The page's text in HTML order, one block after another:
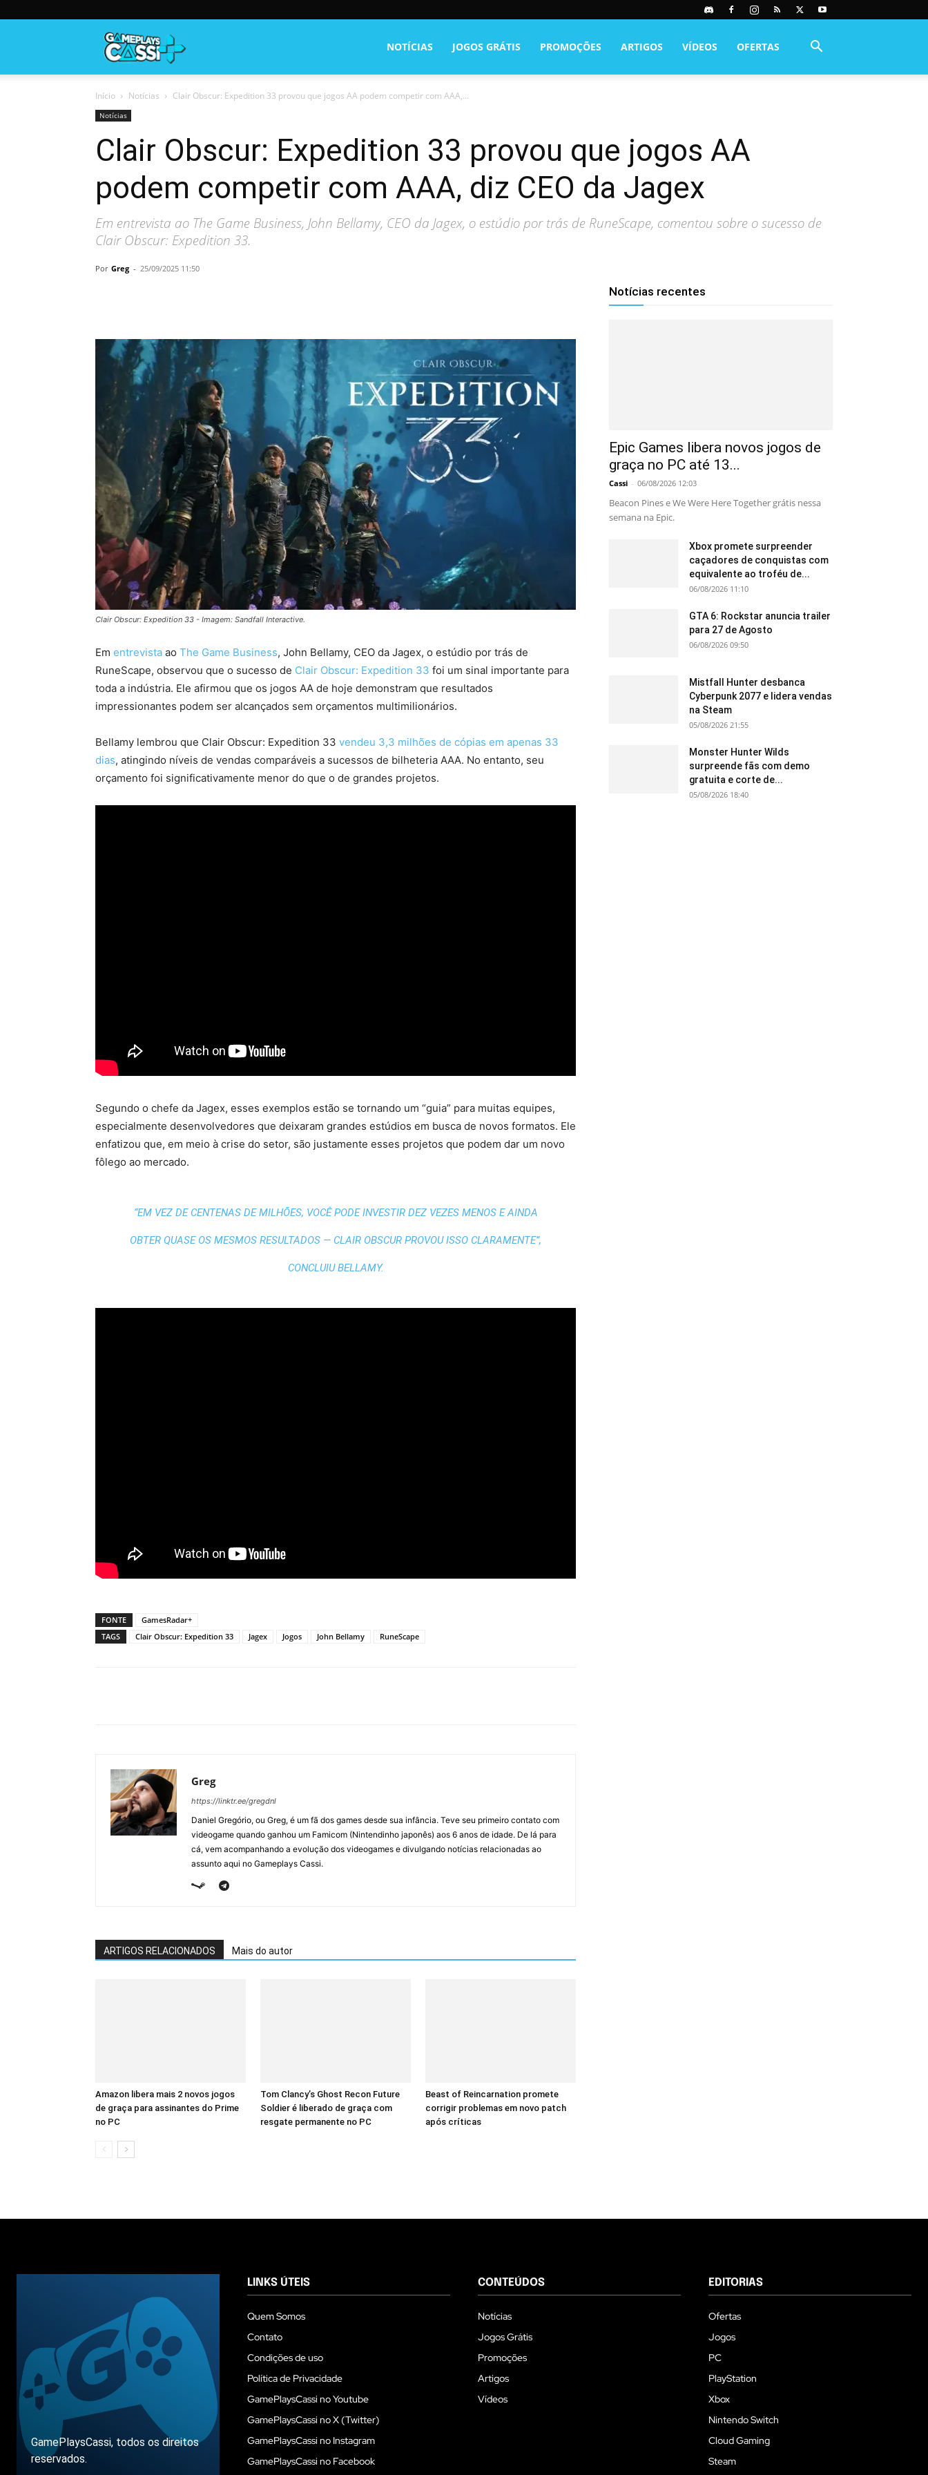
NOTÍCIAS JOGOS GRÁTIS PROMOÇÕES ARTIGOS VÍDEOS OFERTAS
Início Notícias Clair Obscur: Expedition 33 provou que jogos AA podem competir com AAA,...
Notícias
Clair Obscur: Expedition 33 provou que jogos AA
podem competir com AAA, diz CEO da Jagex
Em entrevista ao The Game Business, John Bellamy, CEO da Jagex, o estúdio por trás de RuneScape, comentou sobre o sucesso de
Clair Obscur: Expedition 33.
Por Greg - 25/09/2025 11:50
Clair Obscur: Expedition 33 - Imagem: Sandfall Interactive.
Em entrevista ao The Game Business, John Bellamy, CEO da Jagex, o estúdio por trás de
RuneScape, observou que o sucesso de Clair Obscur: Expedition 33 foi um sinal importante para
toda a indústria. Ele afirmou que os jogos AA de hoje demonstram que resultados
impressionantes podem ser alcançados sem orçamentos multimilionários.
Bellamy lembrou que Clair Obscur: Expedition 33 vendeu 3,3 milhões de cópias em apenas 33
dias, atingindo níveis de vendas comparáveis a sucessos de bilheteria AAA. No entanto, seu
orçamento foi significativamente menor do que o de grandes projetos.
Segundo o chefe da Jagex, esses exemplos estão se tornando um “guia” para muitas equipes,
especialmente desenvolvedores que deixaram grandes estúdios em busca de novos formatos. Ele
enfatizou que, em meio à crise do setor, são justamente esses projetos que podem dar um novo
fôlego ao mercado.
“EM VEZ DE CENTENAS DE MILHÕES, VOCÊ PODE INVESTIR DEZ VEZES MENOS E AINDA
OBTER QUASE OS MESMOS RESULTADOS — CLAIR OBSCUR PROVOU ISSO CLARAMENTE”,
CONCLUIU BELLAMY.
FONTE
GamesRadar+
TAGS
Clair Obscur: Expedition 33 Jagex Jogos John Bellamy RuneScape
Greg
https://linktr.ee/gregdnl
Daniel Gregório, ou Greg, é um fã dos games desde sua infância. Teve seu primeiro contato com
videogame quando ganhou um Famicom (Nintendinho japonês) aos 6 anos de idade. De lá para
cá, vem acompanhando a evolução dos videogames e divulgando notícias relacionadas ao
assunto aqui no Gameplays Cassi.
ARTIGOS RELACIONADOS Mais do autor
Amazon libera mais 2 novos jogos
de graça para assinantes do Prime
no PC
Tom Clancy’s Ghost Recon Future
Soldier é liberado de graça com
resgate permanente no PC
Beast of Reincarnation promete
corrigir problemas em novo patch
após críticas
Notícias recentes
Epic Games libera novos jogos de
graça no PC até 13...
Cassi - 06/08/2026 12:03
Beacon Pines e We Were Here Together grátis nessa
semana na Epic.
Xbox promete surpreender
caçadores de conquistas com
equivalente ao troféu de...
06/08/2026 11:10
GTA 6: Rockstar anuncia trailer
para 27 de Agosto
06/08/2026 09:50
Mistfall Hunter desbanca
Cyberpunk 2077 e lidera vendas
na Steam
05/08/2026 21:55
Monster Hunter Wilds
surpreende fãs com demo
gratuita e corte de...
05/08/2026 18:40
GamePlaysCassi, todos os direitos
reservados.
LINKS ÚTEIS
Quem Somos
Contato
Condições de uso
Política de Privacidade
GamePlaysCassi no Youtube
GamePlaysCassi no X (Twitter)
GamePlaysCassi no Instagram
GamePlaysCassi no Facebook
CONTEÚDOS
Notícias
Jogos Grátis
Promoções
Artigos
Vídeos
EDITORIAS
Ofertas
Jogos
PC
PlayStation
Xbox
Nintendo Switch
Cloud Gaming
Steam